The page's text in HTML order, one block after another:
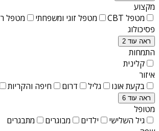
מקצוע
מטפל CBT
מטפל זוגי ומשפחתי מטפל
פסיכולוג
ראה עוד 2
התמחות
קלינית
איזור
בקעת אונו
גליל דרום חיפה והקריות
ראה עוד 6
מטופל
גיל השלישי
ילדים מבוגרים
מתבגרים